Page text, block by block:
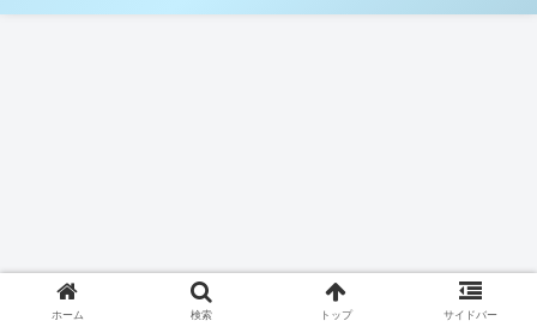
ホーム 検索 トップ サイドバー